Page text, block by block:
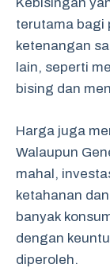
terutama bagi
ketenangan
lain, seperti
bising dan
Harga juga
Walaupun
mahal,
ketahanan
banyak
dengan
diperoleh.